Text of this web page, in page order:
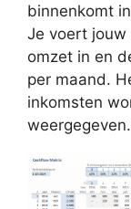
binnenkomt
Je voert jouw
omzet in en
per maand.
inkomsten
weergegeven.